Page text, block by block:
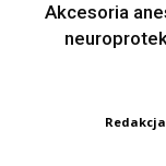
Akcesoria